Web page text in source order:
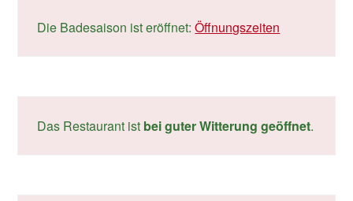
Die Badesaison ist eröffnet:Öffnungszeiten
Das Restaurant ist bei guter Witterung geöffnet.